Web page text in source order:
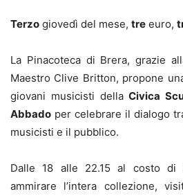
Terzo giovedì del mese, tre euro,
La Pinacoteca di Brera, grazie
Maestro Clive Britton, propone
giovani musicisti della Civica
Abbado per celebrare il dialogo
musicisti e il pubblico.
Dalle 18 alle 22.15 al costo di
ammirare l’intera collezione,